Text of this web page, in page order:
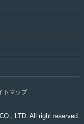
トマップ
LTD. All right reserved.